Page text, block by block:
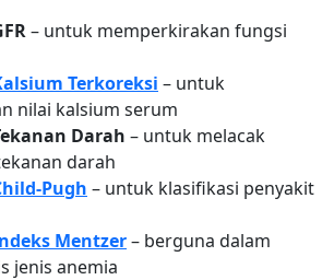
– untuk memperkirakan fungsi
Terkoreksi – untuk
nilai kalsium serum
Darah – untuk melacak
darah
Pugh – untuk klasifikasi penyakit
Mentzer– berguna dalam
jenis anemia